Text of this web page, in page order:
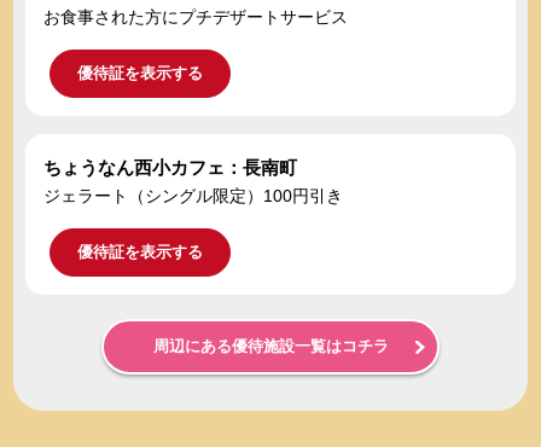
お食事された方にプチデザートサービス
優待証を表示する
ちょうなん西小カフェ：長南町
ジェラート（シングル限定）100円引き
優待証を表示する
周辺にある優待施設一覧はコチラ